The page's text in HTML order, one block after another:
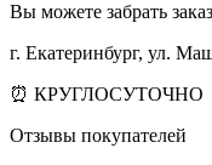
Вы можете забрать
г. Екатеринбург, ул.
⏰ КРУГЛОСУТОЧНО
Отзывы покупателей